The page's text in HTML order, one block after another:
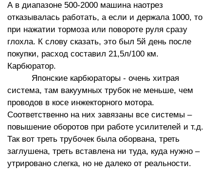
А в диапазоне 500-2000 машина наотрез
отказывалась работать, а если и держала 1000, то
при нажатии тормоза или повороте руля сразу
глохла. К слову сказать, это был 5й день после
покупки, расход составил 21,5л/100 км.
Карбюратор.
Японские карбюраторы - очень хитрая
система, там вакуумных трубок не меньше, чем
проводов в косе инжекторного мотора.
Соответственно на них завязаны все системы –
повышение оборотов при работе усилителей и т.д.
Так вот треть трубочек была оборвана, треть
заглушена, треть вставлена ни туда, куда нужно –
утрировано слегка, но не далеко от реальности.